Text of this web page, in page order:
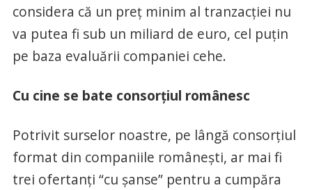
considera că un preț minim al tranzacției nu
va putea fi sub un miliard de euro, cel puțin
pe baza evaluării companiei cehe.
Cu cine se bate consorțiul românesc
Potrivit surselor noastre, pe lângă consorțiul
format din companiile românești, ar mai fi
trei ofertanți “cu șanse” pentru a cumpăra